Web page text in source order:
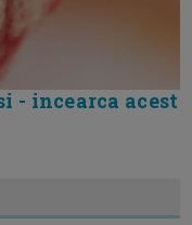
- incearca acest